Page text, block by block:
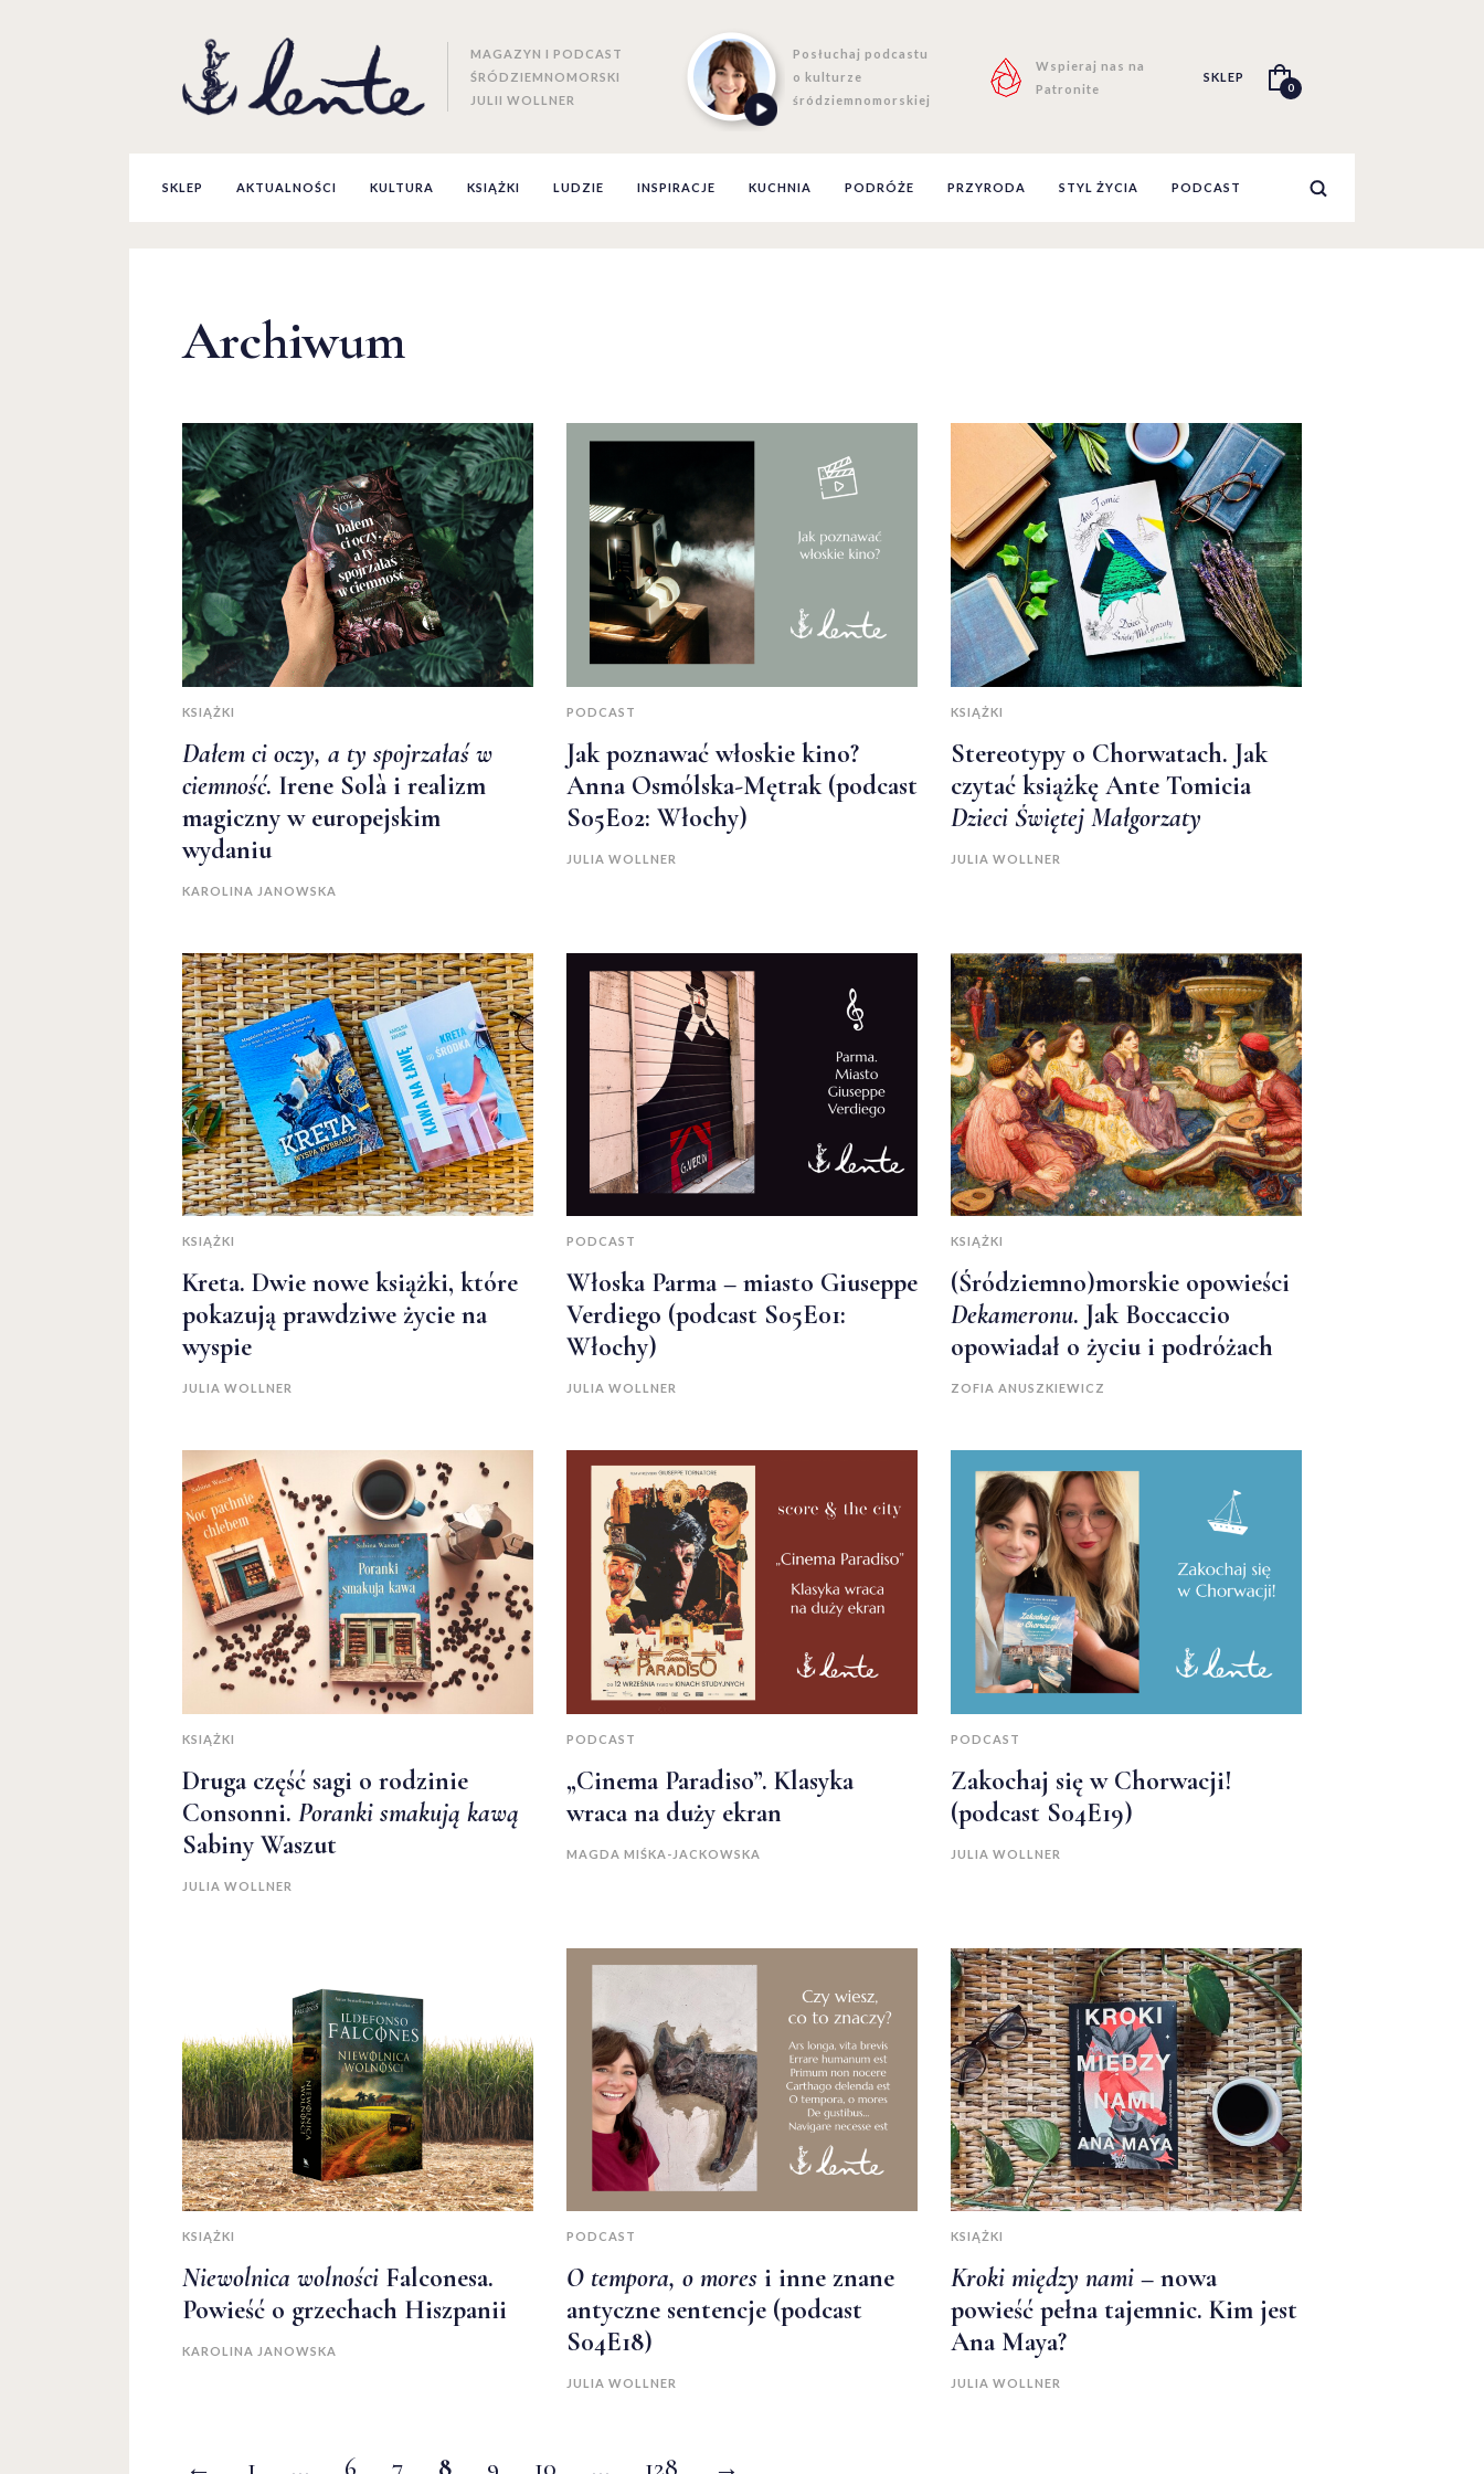
MAGAZYN I PODCAST
ŚRÓDZIEMNOMORSKI
JULII WOLLNER
Posłuchaj podcastu
o kulturze
śródziemnomorskiej
Wspieraj nas na
Patronite
SKLEP
0
SKLEP AKTUALNOŚCI KULTURA KSIĄŻKI LUDZIE INSPIRACJE KUCHNIA PODRÓŻE PRZYRODA STYL ŻYCIA PODCAST
Archiwum
KSIĄŻKI
Dałem ci oczy, a ty spojrzałaś w
ciemność. Irene Solà i realizm
magiczny w europejskim
wydaniu
KAROLINA JANOWSKA
PODCAST
Jak poznawać włoskie kino?
Anna Osmólska-Mętrak (podcast
S05E02: Włochy)
JULIA WOLLNER
KSIĄŻKI
Stereotypy o Chorwatach. Jak
czytać książkę Ante Tomicia
Dzieci Świętej Małgorzaty
JULIA WOLLNER
KSIĄŻKI
Kreta. Dwie nowe książki, które
pokazują prawdziwe życie na
wyspie
JULIA WOLLNER
PODCAST
Włoska Parma – miasto Giuseppe
Verdiego (podcast S05E01:
Włochy)
JULIA WOLLNER
KSIĄŻKI
(Śródziemno)morskie opowieści
Dekameronu. Jak Boccaccio
opowiadał o życiu i podróżach
ZOFIA ANUSZKIEWICZ
KSIĄŻKI
Druga część sagi o rodzinie
Consonni. Poranki smakują kawą
Sabiny Waszut
JULIA WOLLNER
PODCAST
„Cinema Paradiso”. Klasyka
wraca na duży ekran
MAGDA MIŚKA-JACKOWSKA
PODCAST
Zakochaj się w Chorwacji!
(podcast S04E19)
JULIA WOLLNER
KSIĄŻKI
Niewolnica wolności Falconesa.
Powieść o grzechach Hiszpanii
KAROLINA JANOWSKA
PODCAST
O tempora, o mores i inne znane
antyczne sentencje (podcast
S04E18)
JULIA WOLLNER
KSIĄŻKI
Kroki między nami – nowa
powieść pełna tajemnic. Kim jest
Ana Maya?
JULIA WOLLNER